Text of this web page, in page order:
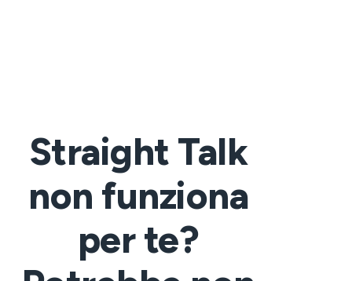
Straight Talk
non funziona
per te?